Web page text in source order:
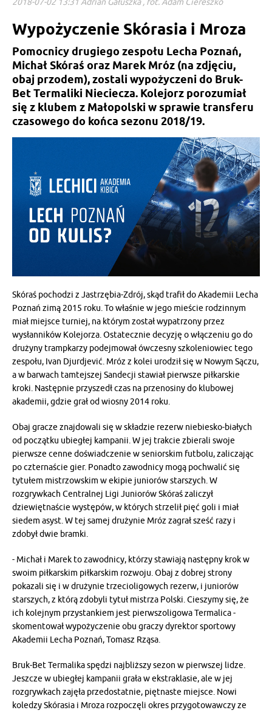
Wypożyczenie Skórasia i Mroza
Pomocnicy drugiego zespołu Lecha Poznań,
Michał Skóraś oraz Marek Mróz (na zdjęciu,
obaj przodem), zostali wypożyczeni do Bruk-
Bet Termaliki Nieciecza. Kolejorz porozumiał
się z klubem z Małopolski w sprawie transferu
czasowego do końca sezonu 2018/19.
Skóraś pochodzi z Jastrzębia-Zdrój, skąd trafił do Akademii Lecha
Poznań zimą 2015 roku. To właśnie w jego mieście rodzinnym
miał miejsce turniej, na którym został wypatrzony przez
wysłanników Kolejorza. Ostatecznie decyzję o włączeniu go do
drużyny trampkarzy podejmował ówczesny szkoleniowiec tego
zespołu, Ivan Djurdjević. Mróz z kolei urodził się w Nowym Sączu,
a w barwach tamtejszej Sandecji stawiał pierwsze piłkarskie
kroki. Następnie przyszedł czas na przenosiny do klubowej
akademii, gdzie grał od wiosny 2014 roku.
Obaj gracze znajdowali się w składzie rezerw niebiesko-białych
od początku ubiegłej kampanii. W jej trakcie zbierali swoje
pierwsze cenne doświadczenie w seniorskim futbolu, zaliczając
po czternaście gier. Ponadto zawodnicy mogą pochwalić się
tytułem mistrzowskim w ekipie juniorów starszych. W
rozgrywkach Centralnej Ligi Juniorów Skóraś zaliczył
dziewiętnaście występów, w których strzelił pięć goli i miał
siedem asyst. W tej samej drużynie Mróz zagrał sześć razy i
zdobył dwie bramki.
- Michał i Marek to zawodnicy, którzy stawiają następny krok w
swoim piłkarskim piłkarskim rozwoju. Obaj z dobrej strony
pokazali się i w drużynie trzecioligowych rezerw, i juniorów
starszych, z którą zdobyli tytuł mistrza Polski. Cieszymy się, że
ich kolejnym przystankiem jest pierwszoligowa Termalica -
skomentował wypożyczenie obu graczy dyrektor sportowy
Akademii Lecha Poznań, Tomasz Rząsa.
Bruk-Bet Termalika spędzi najbliższy sezon w pierwszej lidze.
Jeszcze w ubiegłej kampanii grała w ekstraklasie, ale w jej
rozgrywkach zajęła przedostatnie, piętnaste miejsce. Nowi
koledzy Skórasia i Mroza rozpoczęli okres przygotowawczy ze